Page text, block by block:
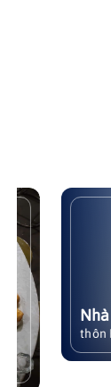
Nhà
thôn Hiền
Huế,
giá cao
chất tốt